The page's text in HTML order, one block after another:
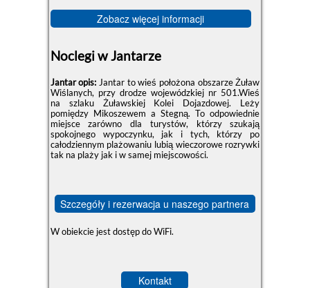
Zobacz więcej informacji
Noclegi w Jantarze
Jantar opis: Jantar to wieś położona obszarze Żuław
Wiślanych, przy drodze wojewódzkiej nr 501.Wieś
na szlaku Żuławskiej Kolei Dojazdowej. Leży
pomiędzy Mikoszewem a Stegną. To odpowiednie
miejsce zarówno dla turystów, którzy szukają
spokojnego wypoczynku, jak i tych, którzy po
całodziennym plażowaniu lubią wieczorowe rozrywki
tak na plaży jak i w samej miejscowości.
Szczegóły i rezerwacja u naszego partnera
W obiekcie jest dostęp do WiFi.
Kontakt